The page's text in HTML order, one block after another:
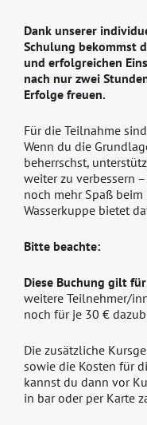
Dank unserer
Schulung bekommst
und erfolgreichen
nach nur zwei
Erfolge freuen.
Für die Teilnahme
Wenn du die
beherrschst,
weiter zu verbessern
noch mehr Spaß
Wasserkuppe bietet
Bitte beachte:
Diese Buchung gilt
weitere Teilnehmer/
noch für je 30 €
Die zusätzliche
sowie die Kosten für
kannst du dann vor
in bar oder per Karte